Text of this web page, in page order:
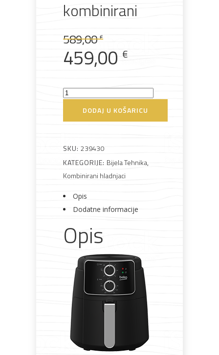
lakovi materijali
Metalna Elektromaterijal
Vijčana Okovi
kombinirani
589,00€Izvorna
cijena
je:
589,00 €.
459,00 €
Trenutna
cijena
459,00 €.
BEKO
količina
DODAJ U KOŠARICU
SKU: 239430
KATEGORIJE: Bijela Tehnika,
Kombinirani hladnjaci
Opis
Dodatne informacije
Opis